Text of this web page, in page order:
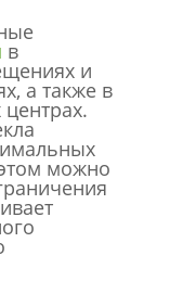
в
и
а также в
можно